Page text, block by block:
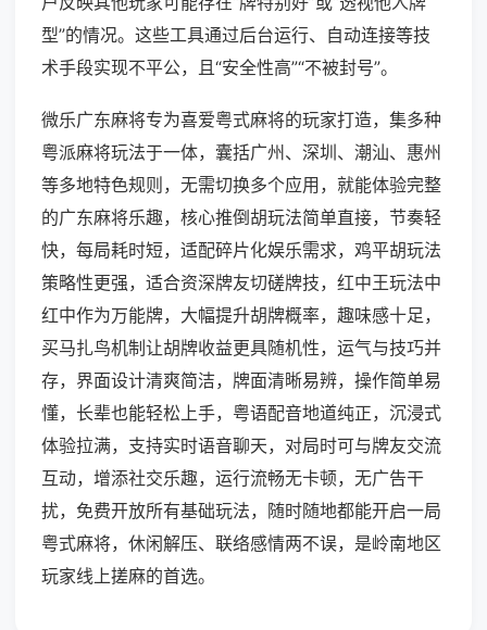
型”的情况。这些工具通过后台运行、自动连接等技
术手段实现不平公，且“安全性高”“不被封号”。
微乐广东麻将专为喜爱粤式麻将的玩家打造，集多种
粤派麻将玩法于一体，囊括广州、深圳、潮汕、惠州
等多地特色规则，无需切换多个应用，就能体验完整
的广东麻将乐趣，核心推倒胡玩法简单直接，节奏轻
快，每局耗时短，适配碎片化娱乐需求，鸡平胡玩法
策略性更强，适合资深牌友切磋牌技，红中王玩法中
红中作为万能牌，大幅提升胡牌概率，趣味感十足，
买马扎鸟机制让胡牌收益更具随机性，运气与技巧并
存，界面设计清爽简洁，牌面清晰易辨，操作简单易
懂，长辈也能轻松上手，粤语配音地道纯正，沉浸式
体验拉满，支持实时语音聊天，对局时可与牌友交流
互动，增添社交乐趣，运行流畅无卡顿，无广告干
扰，免费开放所有基础玩法，随时随地都能开启一局
粤式麻将，休闲解压、联络感情两不误，是岭南地区
玩家线上搓麻的首选。